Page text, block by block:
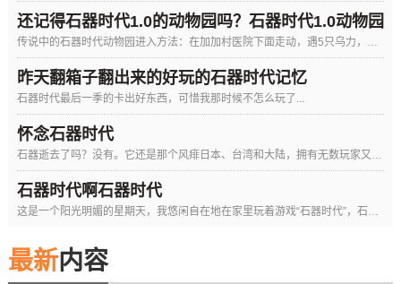
昨天翻箱子翻出来的好玩的石器时代记忆
还记得石器时代1.0的动物园吗？石器时代1.0动物园
进入方法
传说中的石器时代动物园进入方法：在加加村医院下面走动，遇5只乌力，杀死进入动物园。动物园深处有一排人形NPC，对话进入战...
昨天翻箱子翻出来的好玩的石器时代记忆
石器时代最后一季的卡出好东西，可惜我那时候不怎么玩了...
怀念石器时代
石器逝去了吗？没有。它还是那个风痱日本、台湾和大陆，拥有无数玩家又倍受争议的石器。萨伊那斯的无垠荒漠依旧；加鲁卡的原始丛...
石器时代啊石器时代
这是一个阳光明媚的星期天，我悠闲自在地在家里玩着游戏“石器时代”，石器时代。我整个人似乎沉浸在石器时代的世界里，忘记了其...
最新内容